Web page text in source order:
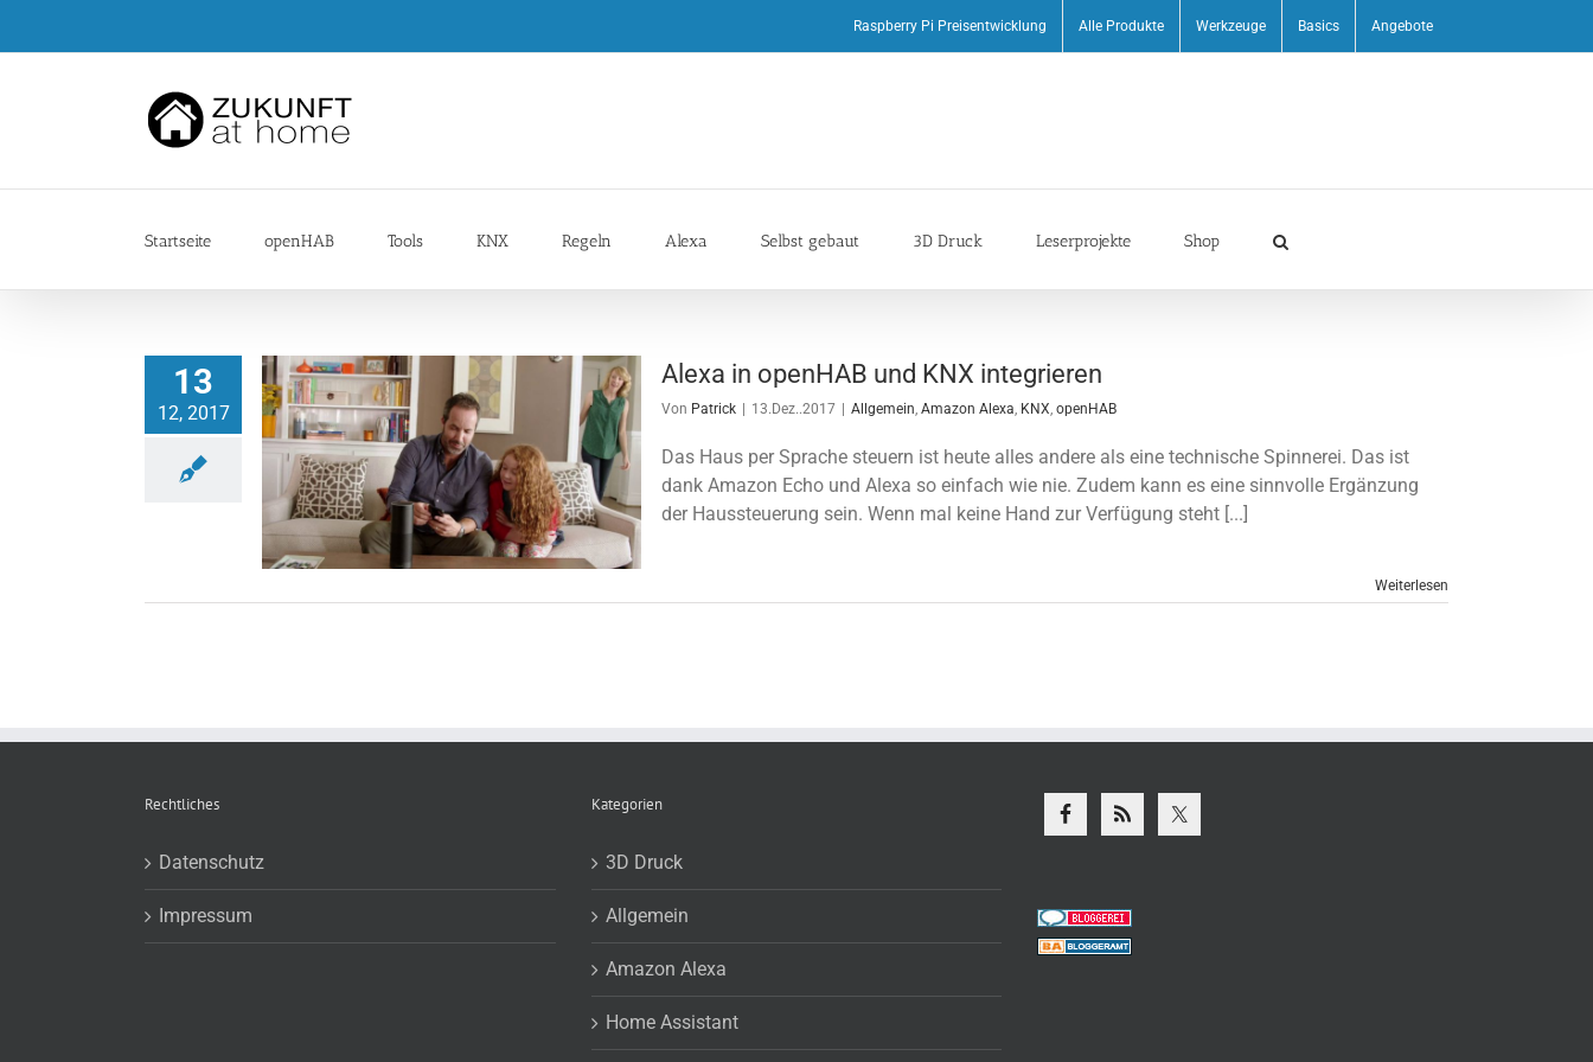
Raspberry Pi Preisentwicklung Alle Produkte Werkzeuge Basics Angebote
Startseite openHAB Tools KNX Regeln Alexa Selbst gebaut 3D Druck Leserprojekte Shop
13
12, 2017
Alexa in openHAB und KNX integrieren
Von Patrick 13.Dez..2017 Allgemein, Amazon Alexa, KNX, openHAB
Das Haus per Sprache steuern ist heute alles andere als eine technische Spinnerei. Das ist
dank Amazon Echo und Alexa so einfach wie nie. Zudem kann es eine sinnvolle Ergänzung
der Haussteuerung sein. Wenn mal keine Hand zur Verfügung steht [...]
Weiterlesen
Rechtliches
Datenschutz
Impressum
Kategorien
3D Druck
Allgemein
Amazon Alexa
Home Assistant